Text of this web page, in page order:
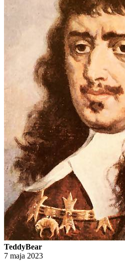
TeddyBear
7 maja 2023